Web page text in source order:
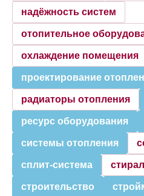
надёжность систем
отопительное
охлаждение помещения
проектирование
радиаторы отопления
ресурс оборудования
системы отопления
сплит-система
строительство